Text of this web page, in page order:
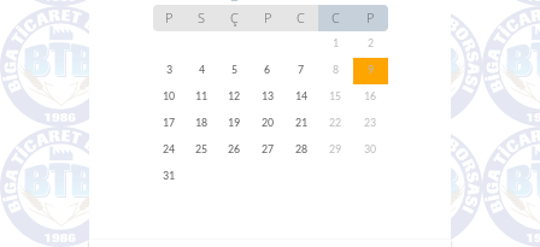
P S Ç P C C P
1
2
3
4 5 6 7 8
9
10
11 12 13 14 15
16
17
18 19 20 21 22
23
24
25 26 27 28 29
30
31